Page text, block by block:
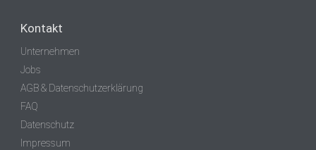
Kontakt
Unternehmen
Jobs
AGB & Datenschutzerklärung
FAQ
Datenschutz
Impressum